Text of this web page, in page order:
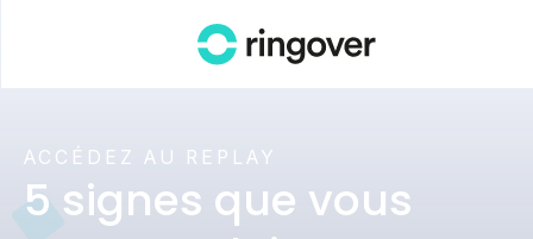
ACCÉDEZ AU REPLAY
5 signes que vous